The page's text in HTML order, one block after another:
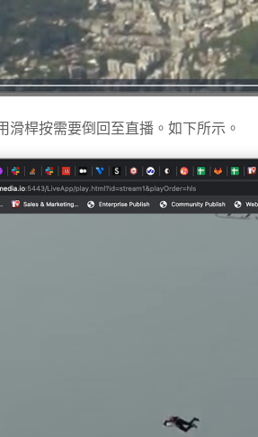
滑桿按需要倒回至直播。如下所示。